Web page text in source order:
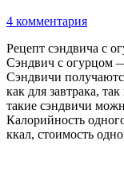
4 комментария
Рецепт сэндвича с
Сэндвич с огурцом
Сэндвичи
как для завтрака,
такие сэндвичи
Калорийность
ккал, стоимость